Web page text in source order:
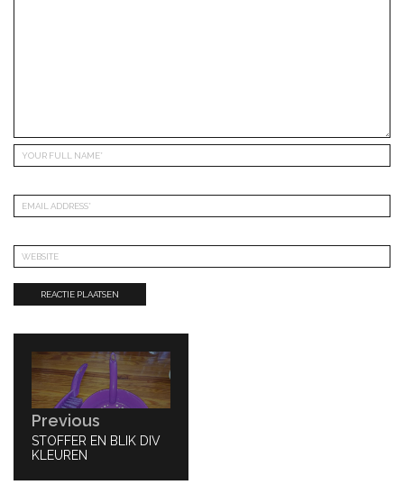
navigatie
Previous
PREVIOUS
POST:
STOFFER EN BLIK DIV
KLEUREN